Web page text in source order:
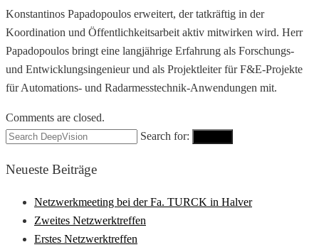
Konstantinos Papadopoulos erweitert, der tatkräftig in der
Koordination und Öffentlichkeitsarbeit aktiv mitwirken wird. Herr
Papadopoulos bringt eine langjährige Erfahrung als Forschungs-
und Entwicklungsingenieur und als Projektleiter für F&E-Projekte
für Automations- und Radarmesstechnik-Anwendungen mit.
Comments are closed.
Search for:
Neueste Beiträge
Netzwerkmeeting bei der Fa. TURCK in Halver
Zweites Netzwerktreffen
Erstes Netzwerktreffen